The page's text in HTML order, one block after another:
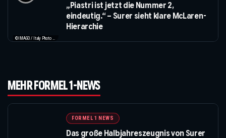
©IMAGO / Italy Photo Press / XPB Images
„Piastri ist jetzt die Nummer 2,
eindeutig.“ – Surer sieht klare McLaren-
Hierarchie
MEHR FORMEL 1-NEWS
FORMEL 1 NEWS
Das große Halbjahreszeugnis von Surer